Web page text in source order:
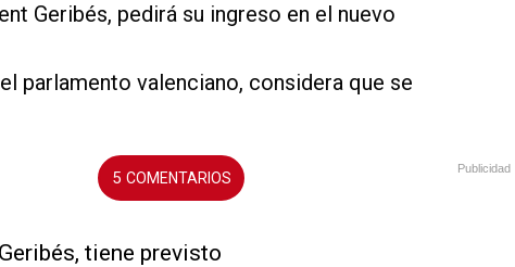
Geribés, pedirá su ingreso en el nuevo
parlamento valenciano, considera que se
5
tiene previsto
Publicidad